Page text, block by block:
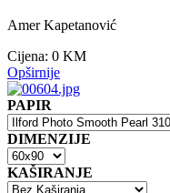
Amer Kapetanović
Cijena: 0 KM
Opširnije
PAPIR
DIMENZIJE
KAŠIRANJE